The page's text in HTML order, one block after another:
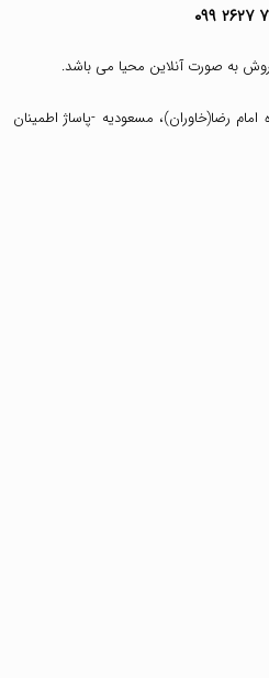
۷۳۵۵
به صورت آنلاین محیا می باشد.
رضا(خاوران)، مسعودیه -پاساژ اطمینان